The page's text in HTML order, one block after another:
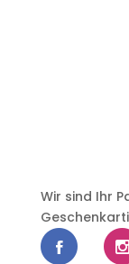
Wir sind Ihr